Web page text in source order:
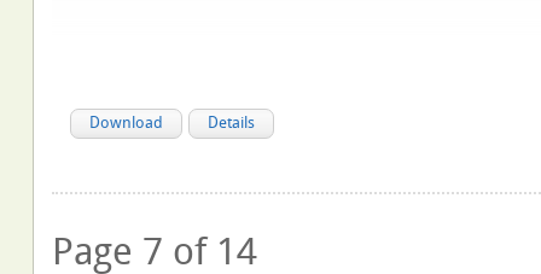
Download Details
Page 7 of 14